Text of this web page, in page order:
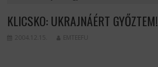
KLICSKO: UKRAJNÁÉRT GYŐZTEM!
2004.12.15. EMTEEFU